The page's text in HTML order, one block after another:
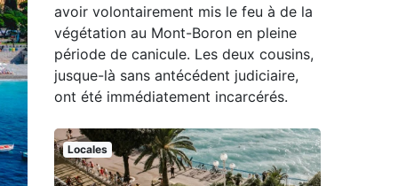
avoir volontairement mis le feu à de la
végétation au Mont-Boron en pleine
période de canicule. Les deux cousins,
jusque-là sans antécédent judiciaire,
ont été immédiatement incarcérés.
Locales